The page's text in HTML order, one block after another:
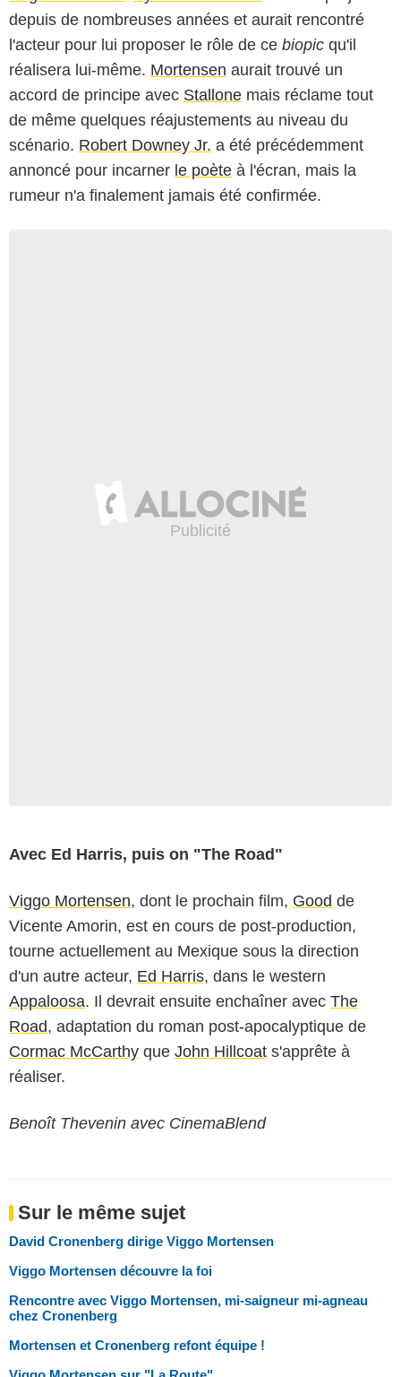
depuis de nombreuses années et aurait rencontré
l'acteur pour lui proposer le rôle de ce biopic qu'il
réalisera lui-même. Mortensen aurait trouvé un
accord de principe avec Stallone mais réclame tout
de même quelques réajustements au niveau du
scénario. Robert Downey Jr. a été précédemment
annoncé pour incarner le poète à l'écran, mais la
rumeur n'a finalement jamais été confirmée.
Avec Ed Harris, puis on "The Road"
Viggo Mortensen, dont le prochain film, Good de
Vicente Amorin, est en cours de post-production,
tourne actuellement au Mexique sous la direction
d'un autre acteur, Ed Harris, dans le western
Appaloosa. Il devrait ensuite enchaîner avec The
Road, adaptation du roman post-apocalyptique de
Cormac McCarthy que John Hillcoat s'apprête à
réaliser.
Benoît Thevenin avec CinemaBlend
Sur le même sujet
David Cronenberg dirige Viggo Mortensen
Viggo Mortensen découvre la foi
Rencontre avec Viggo Mortensen, mi-saigneur mi-agneau
chez Cronenberg
Mortensen et Cronenberg refont équipe !